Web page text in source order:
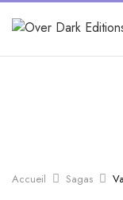
Accueil Sagas